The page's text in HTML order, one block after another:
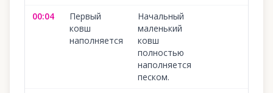
00:04
Первый
ковш
наполняется
Начальный
маленький
ковш
полностью
наполняется
песком.